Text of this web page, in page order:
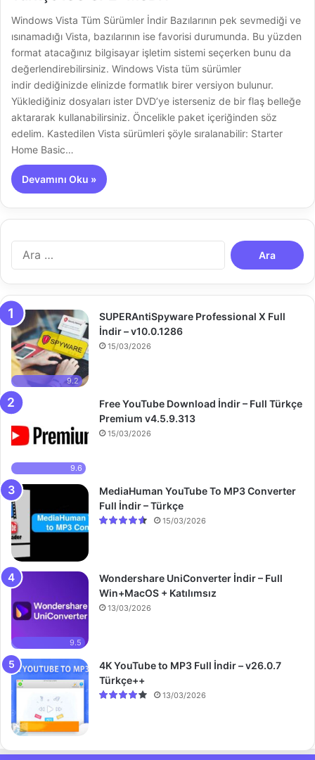
Windows Vista Tüm Sürümler İndir Bazılarının pek sevmediği ve
ısınamadığı Vista, bazılarının ise favorisi durumunda. Bu yüzden
format atacağınız bilgisayar işletim sistemi seçerken bunu da
değerlendirebilirsiniz. Windows Vista tüm sürümler
indir dediğinizde elinizde formatlık birer versiyon bulunur.
Yüklediğiniz dosyaları ister DVD’ye isterseniz de bir flaş belleğe
aktararak kullanabilirsiniz. Öncelikle paket içeriğinden söz
edelim. Kastedilen Vista sürümleri şöyle sıralanabilir: Starter
Home Basic…
Devamını Oku »
:
9.2
SUPERAntiSpyware Professional X Full
İndir – v10.0.1286
15/03/2026
9.6
Free YouTube Download İndir – Full Türkçe
Premium v4.5.9.313
15/03/2026
MediaHuman YouTube To MP3 Converter
Full İndir – Türkçe
15/03/2026
9.5
Wondershare UniConverter İndir – Full
Win+MacOS + Katılımsız
13/03/2026
4K YouTube to MP3 Full İndir – v26.0.7
Türkçe++
13/03/2026